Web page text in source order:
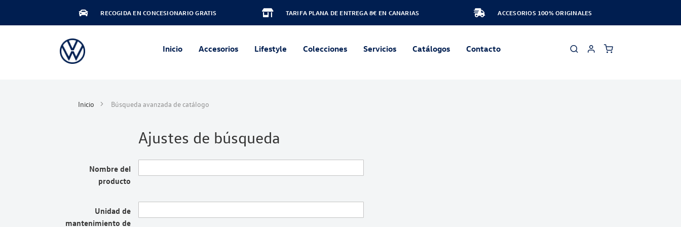
RECOGIDA EN CONCESIONARIO GRATIS TARIFA PLANA DE ENTREGA 8€ EN CANARIAS ACCESORIOS 100% ORIGINALES
Inicio Accesorios Lifestyle Colecciones Servicios Catálogos Contacto
Inicio Búsqueda avanzada de catálogo
Ajustes de búsqueda
Nombre del
producto
Unidad de
mantenimiento de